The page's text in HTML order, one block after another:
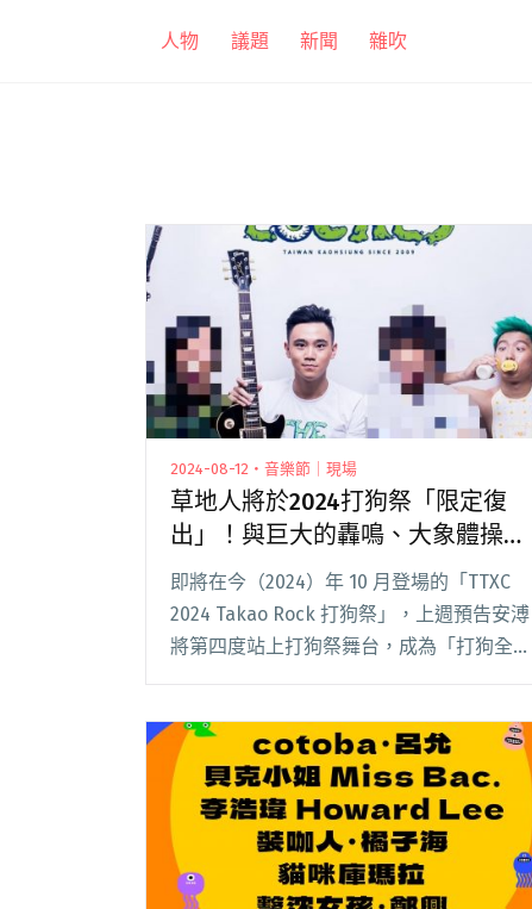
人物 議題 新聞 雜吹
2024-08-12・音樂節｜現場
草地人將於2024打狗祭「限定復
出」！與巨大的轟鳴、大象體操同
登前夜祭
即將在今（2024）年 10 月登場的「TTXC
2024 Takao Rock 打狗祭」，上週預告安溥
將第四度站上打狗祭舞台，成為「打狗全勤
資優生」；今（12）日主辦再公布第四波前
大的轟鳴、限定重組的閱讀全文 "草地人將
於2024打狗祭「限定復出」！與巨大的轟
鳴、大象體操同登前夜祭"